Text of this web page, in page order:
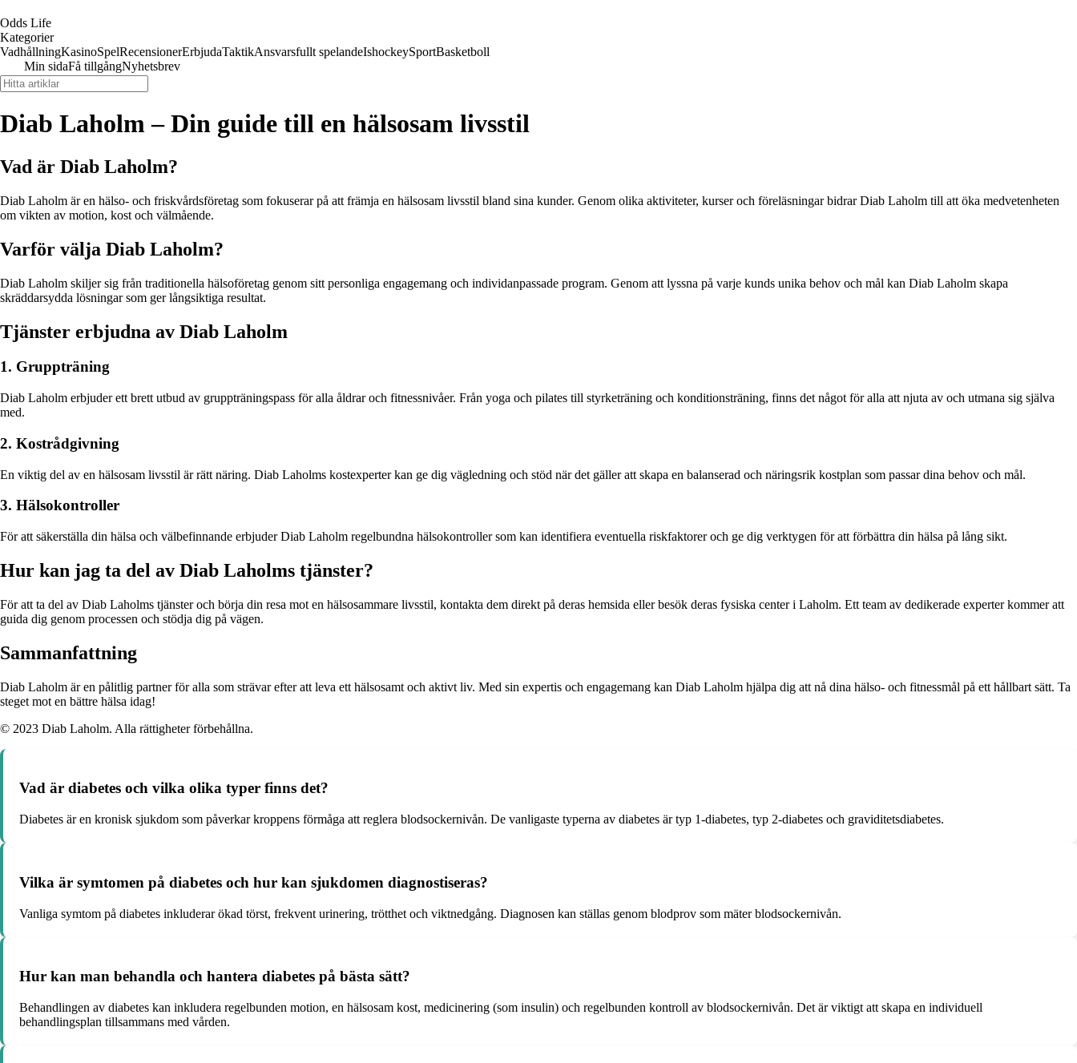
Odds Life
Kategorier
VadhållningKasinoSpelRecensionerErbjudaTaktikAnsvarsfullt spelandeIshockeySportBasketboll
Min sidaFå tillgångNyhetsbrev
Diab Laholm – Din guide till en hälsosam livsstil
Vad är Diab Laholm?
Diab Laholm är en hälso- och friskvårdsföretag som fokuserar på att främja en hälsosam livsstil bland sina kunder. Genom olika aktiviteter, kurser och föreläsningar bidrar Diab Laholm till att öka medvetenheten
om vikten av motion, kost och välmående.
Varför välja Diab Laholm?
Diab Laholm skiljer sig från traditionella hälsoföretag genom sitt personliga engagemang och individanpassade program. Genom att lyssna på varje kunds unika behov och mål kan Diab Laholm skapa
skräddarsydda lösningar som ger långsiktiga resultat.
Tjänster erbjudna av Diab Laholm
1. Gruppträning
Diab Laholm erbjuder ett brett utbud av gruppträningspass för alla åldrar och fitnessnivåer. Från yoga och pilates till styrketräning och konditionsträning, finns det något för alla att njuta av och utmana sig själva
med.
2. Kostrådgivning
En viktig del av en hälsosam livsstil är rätt näring. Diab Laholms kostexperter kan ge dig vägledning och stöd när det gäller att skapa en balanserad och näringsrik kostplan som passar dina behov och mål.
3. Hälsokontroller
För att säkerställa din hälsa och välbefinnande erbjuder Diab Laholm regelbundna hälsokontroller som kan identifiera eventuella riskfaktorer och ge dig verktygen för att förbättra din hälsa på lång sikt.
Hur kan jag ta del av Diab Laholms tjänster?
För att ta del av Diab Laholms tjänster och börja din resa mot en hälsosammare livsstil, kontakta dem direkt på deras hemsida eller besök deras fysiska center i Laholm. Ett team av dedikerade experter kommer att
guida dig genom processen och stödja dig på vägen.
Sammanfattning
Diab Laholm är en pålitlig partner för alla som strävar efter att leva ett hälsosamt och aktivt liv. Med sin expertis och engagemang kan Diab Laholm hjälpa dig att nå dina hälso- och fitnessmål på ett hållbart sätt. Ta
steget mot en bättre hälsa idag!
© 2023 Diab Laholm. Alla rättigheter förbehållna.
Vad är diabetes och vilka olika typer finns det?
Diabetes är en kronisk sjukdom som påverkar kroppens förmåga att reglera blodsockernivån. De vanligaste typerna av diabetes är typ 1-diabetes, typ 2-diabetes och graviditetsdiabetes.
Vilka är symtomen på diabetes och hur kan sjukdomen diagnostiseras?
Vanliga symtom på diabetes inkluderar ökad törst, frekvent urinering, trötthet och viktnedgång. Diagnosen kan ställas genom blodprov som mäter blodsockernivån.
Hur kan man behandla och hantera diabetes på bästa sätt?
Behandlingen av diabetes kan inkludera regelbunden motion, en hälsosam kost, medicinering (som insulin) och regelbunden kontroll av blodsockernivån. Det är viktigt att skapa en individuell
behandlingsplan tillsammans med vården.